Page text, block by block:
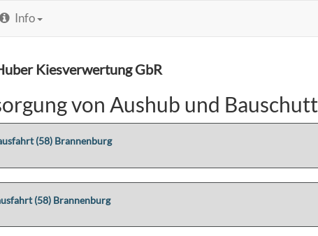
Info
Kiesverwertung GbR
von Aushub und Bauschutt
(58) Brannenburg
(58) Brannenburg